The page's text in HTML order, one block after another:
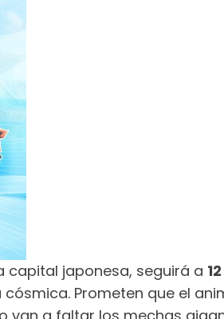
capital japonesa, seguirá a
Prometen que el